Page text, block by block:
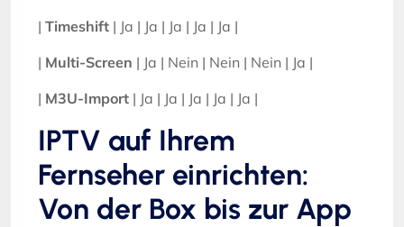
| Timeshift | Ja | Ja | Ja | Ja | Ja |
| Multi-Screen | Ja | Nein | Nein | Nein | Ja |
| M3U-Import | Ja | Ja | Ja | Ja | Ja |
IPTV auf Ihrem
Fernseher einrichten:
Von der Box bis zur App